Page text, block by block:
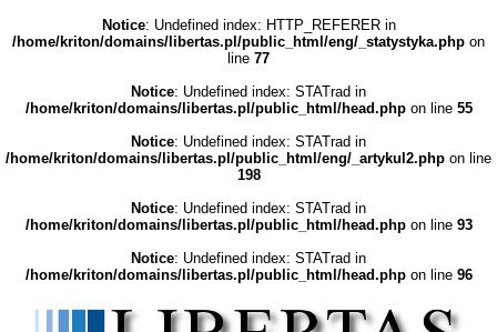
Notice: Undefined index: HTTP_REFERER in
/home/kriton/domains/libertas.pl/public_html/eng/_statystyka.php on
line 77
Notice: Undefined index: STATrad in
/home/kriton/domains/libertas.pl/public_html/head.phpon line 55
Notice: Undefined index: STATrad in
/home/kriton/domains/libertas.pl/public_html/eng/_artykul2.php on line
198
Notice: Undefined index: STATrad in
/home/kriton/domains/libertas.pl/public_html/head.phpon line 93
Notice: Undefined index: STATrad in
/home/kriton/domains/libertas.pl/public_html/head.phpon line 96